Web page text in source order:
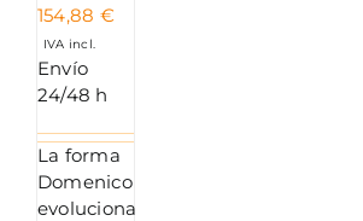
El
precio
original
era:
154,88 €El
IVA incl.
Envío
24/48 h
La forma
Domenico
evoluciona